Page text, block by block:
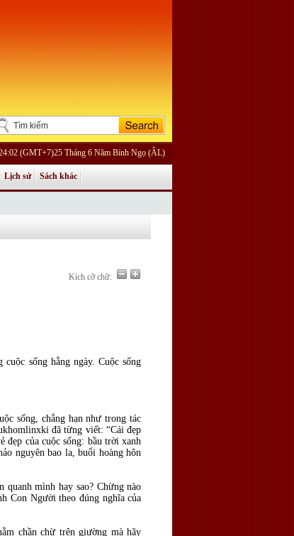
(GMT+7)25 Tháng 6 Năm Bính Ngọ (ÂL)
Lịch sử Sách khác
Kích cỡ chữ:
sống hằng ngày. Cuộc sống
sống, chẳng hạn như trong tác
đã từng viết: “Cái đẹp
của cuộc sống: bầu trời xanh
nguyên bao la, buổi hoàng hôn
quanh mình hay sao? Chừng nào
Con Người theo đúng nghĩa của
chần chừ trên giường mà hãy